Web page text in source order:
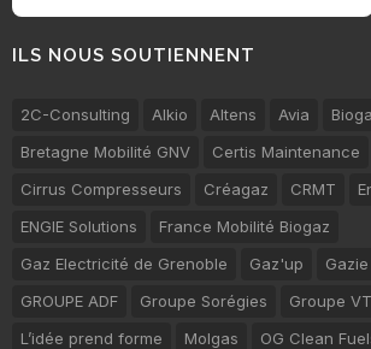
ILS NOUS SOUTIENNENT
2C-Consulting Alkio Altens Avia
Bretagne Mobilité GNV
Certis Maintenance
Cirrus Compresseurs
Créagaz CRMT
ENGIE Solutions
France Mobilité Biogaz
Gaz Electricité de Grenoble
Gaz'up Gazie
GROUPE ADF
Groupe Sorégies Groupe
L’idée prend forme
Molgas OG Clean